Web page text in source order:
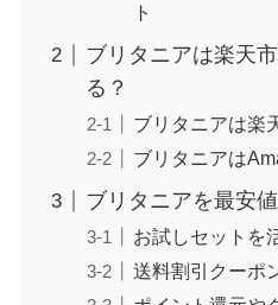
ト
ブリタニアは楽天
る？
ブリタニアは楽
ブリタニアは
ブリタニアを最安
お試しセットを
送料割引クーポ